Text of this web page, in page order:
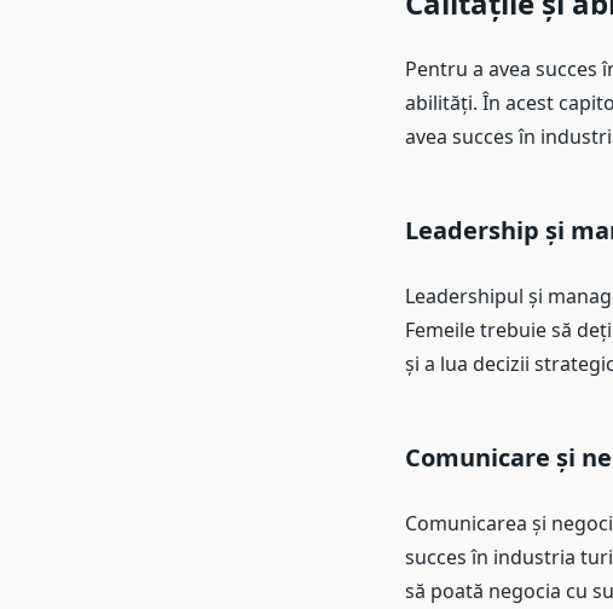
Pentru a avea
abilități. În acest
avea succes în
Leadership și
Leadershipul și
Femeile trebuie să
și a lua decizii
Comunicare și
Comunicarea și
succes în industria
să poată negocia cu